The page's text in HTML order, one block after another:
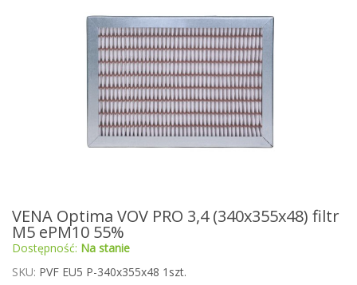
Przejdź
na
początek
galerii
VENA Optima VOV PRO 3,4 (340x355x48) filtr
M5 ePM10 55%
Dostępność: Na stanie
SKU PVF EU5 P-340x355x48 1szt.